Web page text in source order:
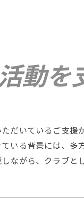
動を
だいているご支援
いる背景には、
ながら、クラブと